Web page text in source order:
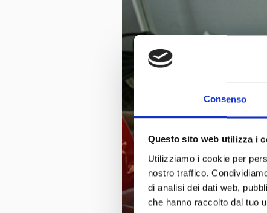
Consenso
Questo sito web utilizza i
Utilizziamo i cookie per
nostro traffico.
di analisi dei dati web,
che hanno raccolto dal tuo